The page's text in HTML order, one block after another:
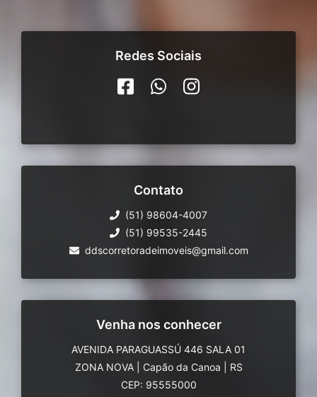
Redes Sociais
Contato
(51) 98604-4007
(51) 99535-2445
ddscorretoradeimoveis@gmail.com
Venha nos conhecer
AVENIDA PARAGUASSÚ 446 SALA 01
ZONA NOVA
Capão da Canoa
RS
CEP: 95555000